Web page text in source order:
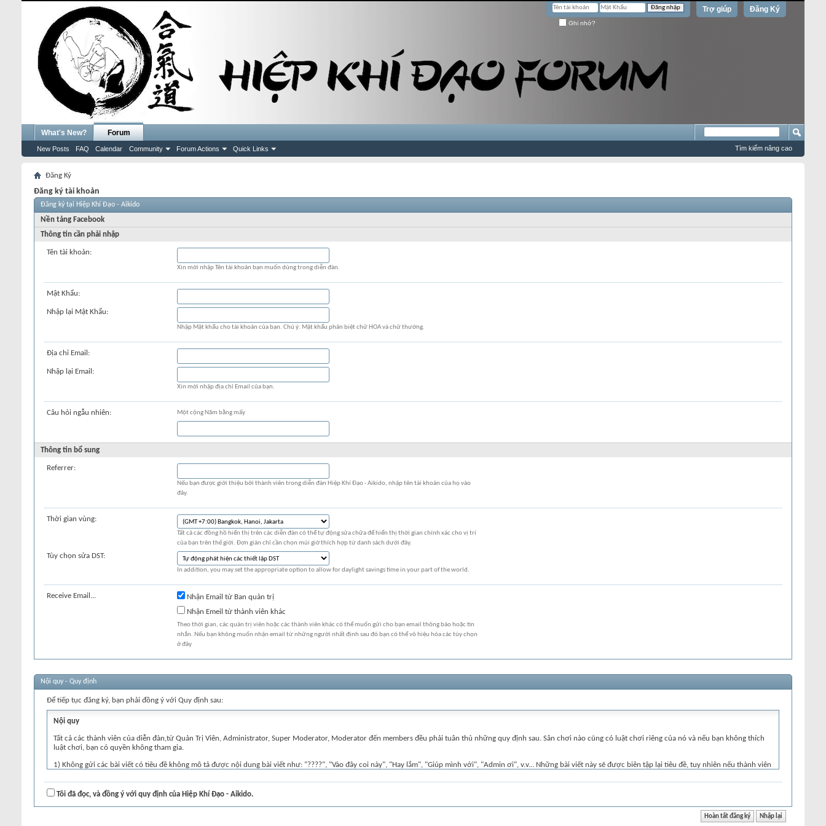
Đăng Ký
Trợ giúp
Ghi nhớ?
What's New? Forum
New Posts FAQ Calendar Community Forum Actions Quick Links Tìm kiếm nâng cao
Đăng Ký
Đăng ký tài khoản
Đăng ký tại Hiệp Khí Đạo - Aikido
Nền tảng Facebook
Thông tin cần phải nhập
Tên tài khoản:
Xin mời nhập Tên tài khoản bạn muốn dùng trong diễn đàn.
Mật Khẩu:
Nhập lại Mật Khẩu:
Nhập Mật khẩu cho tài khoản của bạn. Chú ý: Mật khẩu phân biệt chữ HOA và chữ thường.
Địa chỉ Email:
Nhập lại Email:
Xin mời nhập địa chỉ Email của bạn.
Câu hỏi ngẫu nhiên: Một cộng Năm bằng mấy
Thông tin bổ sung
Referrer:
Nếu bạn được giới thiệu bởi thành viên trong diễn đàn Hiệp Khí Đạo - Aikido, nhập tên tài khoản của họ vào
đây.
Thời gian vùng:
Tất cả các đồng hồ hiển thị trên các diễn đàn có thể tự động sửa chữa để hiển thị thời gian chính xác cho vị trí
của bạn trên thế giới. Đơn giản chỉ cần chọn múi giờ thích hợp từ danh sách dưới đây.
Tùy chọn sửa DST:
In addition, you may set the appropriate option to allow for daylight savings time in your part of the world.
Receive Email...
Nhận Email từ Ban quản trị
Nhận Emeil từ thành viên khác
Theo thời gian, các quản trị viên hoặc các thành viên khác có thể muốn gửi cho bạn email thông báo hoặc tin
nhắn. Nếu bạn không muốn nhận email từ những người nhất định sau đó bạn có thể vô hiệu hóa các tùy chọn
ở đây
Nội quy - Quy định
Để tiếp tục đăng ký, bạn phải đồng ý với Quy định sau:
Nội quy
Tất cả các thành viên của diễn đàn,từ Quản Trị Viên, Administrator, Super Moderator, Moderator đến members đều phải tuân thủ những quy định sau. Sân chơi nào cũng có luật chơi riêng của nó và nếu bạn không thích
luật chơi, bạn có quyền không tham gia.
1) Không gửi các bài viết có tiêu đề không mô tả được nội dung bài viết như: "????", "Vào đây coi này", "Hay lắm", "Giúp mình với", "Admin ơi", v.v... Những bài viết này sẽ được biên tập lại tiêu đề, tuy nhiên nếu thành viên
2) Để hỏi hoặc đặt vấn đề thảo luận, bạn nên ghi tiêu đề cụ thể và ngắn gọn để người đọc biết ngay bạn muốn nói gì trước khi xem bài viết. Ghi tiêu đề cụ thể sẽ giúp cho bạn được trả lời câu hỏi nhanh chóng hơn. Nên tìm
kiếm trước khi đặt câu hỏi.
3) Không gửi bài viết bằng tiếng Việt không có dấu hoặc có dấu nhưng không rõ ràng, hoặc gửi bài viết toàn bằng chữ HOA gây khó khăn khi đọc. Nếu bạn không biết cách gõ tiếng Việt UNICODE có dấu thì bạn có thể Post
Tôi đã đọc, và đồng ý với quy định của Hiệp Khí Đạo - Aikido.